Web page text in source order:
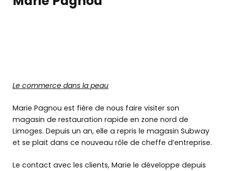
Le commerce dans la peau
Marie Pagnou est fière de nous faire visiter son
magasin de restauration rapide en zone nord de
Limoges. Depuis un an, elle a repris le magasin Subway
et se plait dans ce nouveau rôle de cheffe d’entreprise.
Le contact avec les clients, Marie le développe depuis